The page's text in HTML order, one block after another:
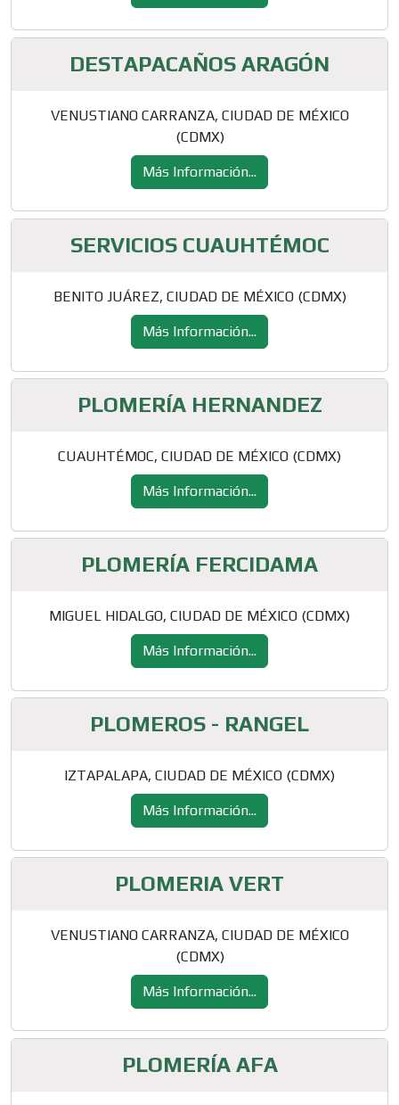
DESTAPACAÑOS ARAGÓN
VENUSTIANO CARRANZA, CIUDAD DE MÉXICO
(CDMX)
Más Información...
SERVICIOS CUAUHTÉMOC
BENITO JUÁREZ, CIUDAD DE MÉXICO (CDMX)
Más Información...
PLOMERÍA HERNANDEZ
CUAUHTÉMOC, CIUDAD DE MÉXICO (CDMX)
Más Información...
PLOMERÍA FERCIDAMA
MIGUEL HIDALGO, CIUDAD DE MÉXICO (CDMX)
Más Información...
PLOMEROS - RANGEL
IZTAPALAPA, CIUDAD DE MÉXICO (CDMX)
Más Información...
PLOMERIA VERT
VENUSTIANO CARRANZA, CIUDAD DE MÉXICO
(CDMX)
Más Información...
PLOMERÍA AFA